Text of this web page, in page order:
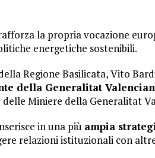
la propria vocazione
energetiche sostenibili.
Regione Basilicata, Vito
della Generalitat
delle Miniere della Generalitat
in una più ampia
relazioni istituzionali con